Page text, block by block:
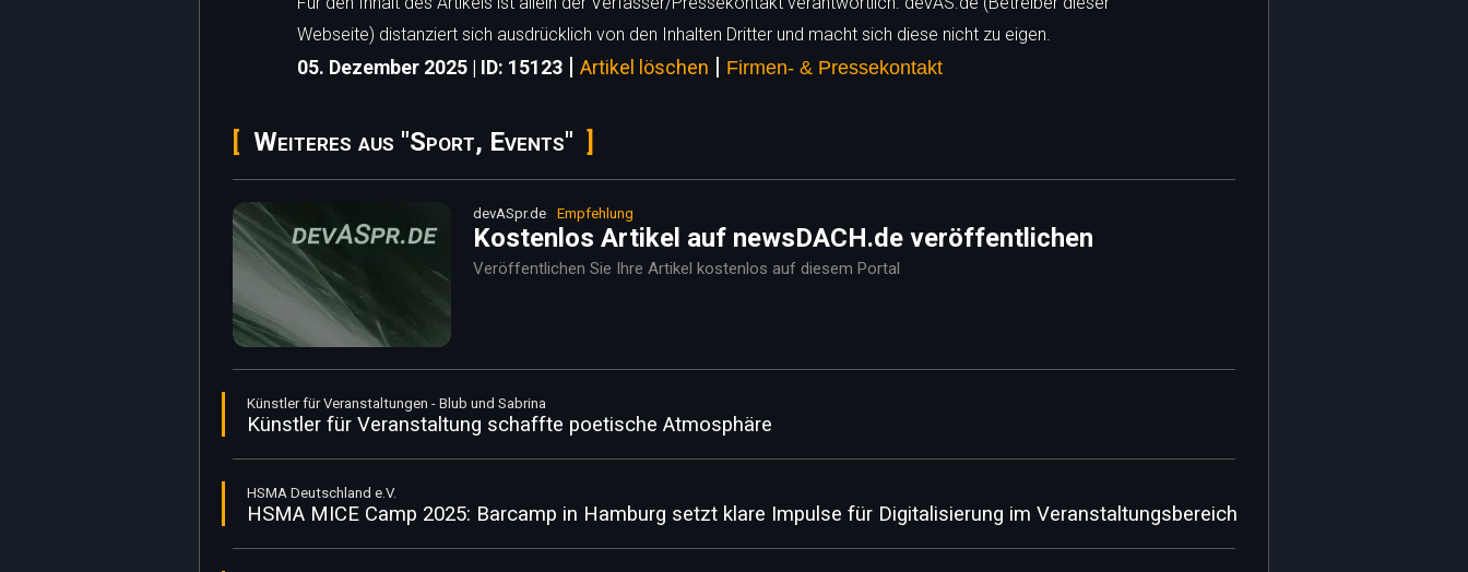
Webseite) distanziert sich ausdrücklich von den Inhalten Dritter und macht sich diese nicht zu eigen.
05. Dezember 2025 | ID: 15123 | Artikel löschen | Firmen- & Pressekontakt
Weiteres aus "Sport, Events"
devASpr.de Empfehlung
Kostenlos Artikel auf newsDACH.de veröffentlichen
Veröffentlichen Sie Ihre Artikel kostenlos auf diesem Portal
Künstler für Veranstaltungen - Blub und Sabrina
Künstler für Veranstaltung schaffte poetische Atmosphäre
HSMA Deutschland e.V.
HSMA MICE Camp 2025: Barcamp in Hamburg setzt klare Impulse für Digitalisierung im Veranstaltungsbereich